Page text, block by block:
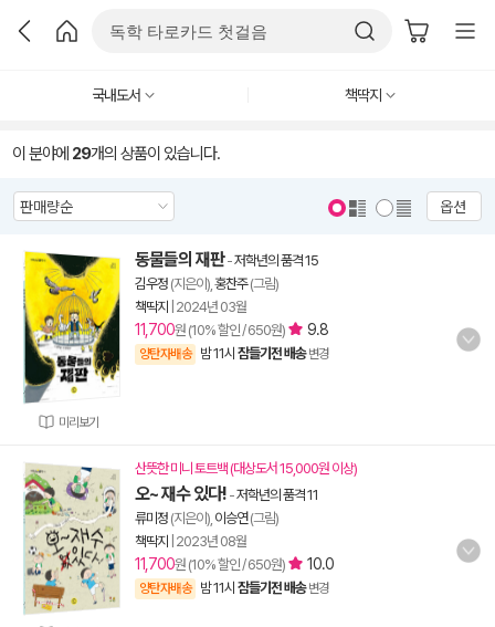
국내도서 책딱지
이 분야에 29개의 상품이 있습니다.
옵션
미리보기
동물들의 재판-저학년의 품격 15
김우정 (지은이), 홍찬주(그림)
책딱지
2024년 03월
11,700원 (10% 할인 / 650원) 9.8
양탄자배송 밤 11시 잠들기전 배송 변경
산뜻한 미니 토트백 (대상도서 15,000원 이상)
오~ 재수 있다! -저학년의 품격 11
류미정 (지은이), 이승연(그림)
책딱지
2023년 08월
11,700원 (10% 할인 / 650원) 10.0
양탄자배송 밤 11시 잠들기전 배송 변경